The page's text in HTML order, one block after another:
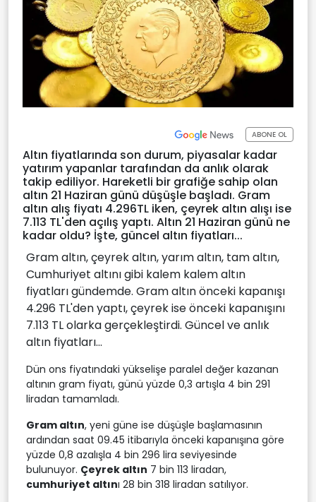
ABONE OL
Altın fiyatlarında son durum, piyasalar kadar
yatırım yapanlar tarafından da anlık olarak
takip ediliyor. Hareketli bir grafiğe sahip olan
altın 21 Haziran günü düşüşle başladı. Gram
altın alış fiyatı 4.296TL iken, çeyrek altın alışı ise
7.113 TL'den açılış yaptı. Altın 21 Haziran günü ne
kadar oldu? İşte, güncel altın fiyatları...
Gram altın, çeyrek altın, yarım altın, tam altın,
Cumhuriyet altını gibi kalem kalem altın
fiyatları gündemde. Gram altın önceki kapanışı
4.296 TL'den yaptı, çeyrek ise önceki kapanışını
7.113 TL olarka gerçekleştirdi. Güncel ve anlık
altın fiyatları...
Dün ons fiyatındaki yükselişe paralel değer kazanan
altının gram fiyatı, günü yüzde 0,3 artışla 4 bin 291
liradan tamamladı.
Gram altın, yeni güne ise düşüşle başlamasının
ardından saat 09.45 itibarıyla önceki kapanışına göre
yüzde 0,8 azalışla 4 bin 296 lira seviyesinde
bulunuyor. Çeyrek altın 7 bin 113 liradan,
cumhuriyet altını 28 bin 318 liradan satılıyor.